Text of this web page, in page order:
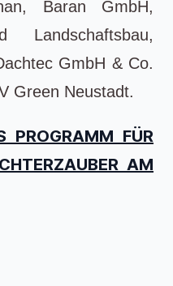
Baran GmbH,
GmbH & Co.
Green Neustadt.
PROGRAMM FÜR
AM